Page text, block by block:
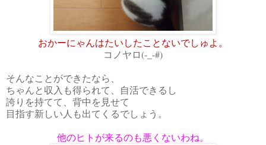
おかーにゃんはたいしたことないでしゅよ。
コノヤロ(-_-#)
そんなことができたなら、
ちゃんと収入も得られて、自活できるし
誇りを持てて、背中を見せて
目指す新しい人も出てくるでしょう。
他のヒトが来るのも悪くないわね。